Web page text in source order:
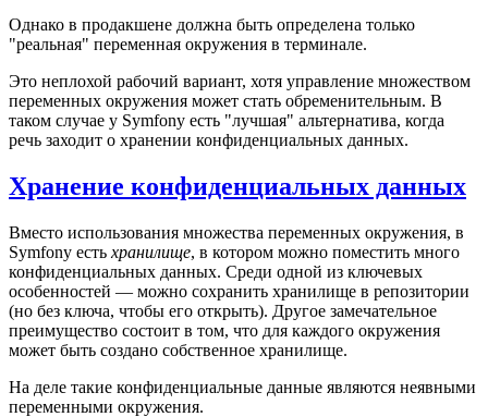
Однако в продакшене должна быть определена только
"реальная" переменная окружения в терминале.
Это неплохой рабочий вариант, хотя управление множеством
переменных окружения может стать обременительным. В
таком случае у Symfony есть "лучшая" альтернатива, когда
речь заходит о хранении конфиденциальных данных.
Хранение конфиденциальных данных
Вместо использования множества переменных окружения, в
Symfony есть хранилище, в котором можно поместить много
конфиденциальных данных. Среди одной из ключевых
особенностей — можно сохранить хранилище в репозитории
(но без ключа, чтобы его открыть). Другое замечательное
преимущество состоит в том, что для каждого окружения
может быть создано собственное хранилище.
На деле такие конфиденциальные данные являются неявными
переменными окружения.